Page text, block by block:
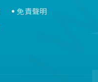
免責聲明